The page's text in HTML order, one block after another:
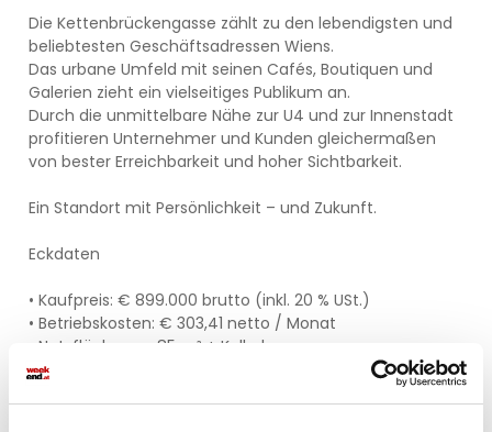
Die Kettenbrückengasse zählt zu den lebendigsten und
beliebtesten Geschäftsadressen Wiens.
Das urbane Umfeld mit seinen Cafés, Boutiquen und
Galerien zieht ein vielseitiges Publikum an.
Durch die unmittelbare Nähe zur U4 und zur Innenstadt
profitieren Unternehmer und Kunden gleichermaßen
von bester Erreichbarkeit und hoher Sichtbarkeit.
Ein Standort mit Persönlichkeit – und Zukunft.
Eckdaten
• Kaufpreis: € 899.000 brutto (inkl. 20 % USt.)
• Betriebskosten: € 303,41 netto / Monat
• Nutzfläche: ca. 85 m² + Kellerlager
• Heizung: Gasetagenheizung